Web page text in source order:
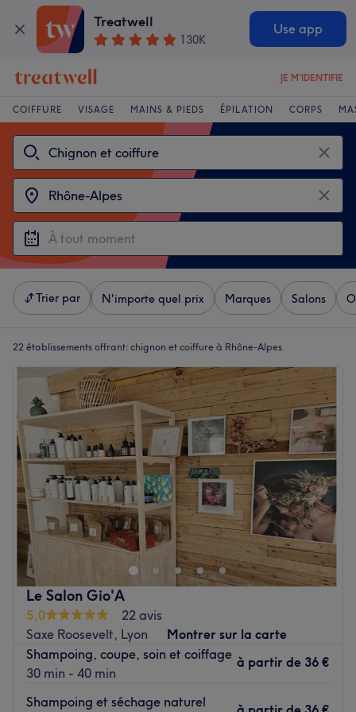
Treatwell
130K
Use app
JE M'IDENTIFIE
COIFFURE VISAGE MAINS & PIEDS ÉPILATION CORPS
Trier par N'importe quel prix Marques Salons
22 établissements offrant: chignon et coiffure à Rhône-Alpes
Le Salon Gio'A
5,0
22 avis
Saxe Roosevelt, Lyon
Montrer sur la carte
Shampoing, coupe, soin et coiffage
30 min - 40 min
à partir de 36 €
Shampoing et séchage naturel